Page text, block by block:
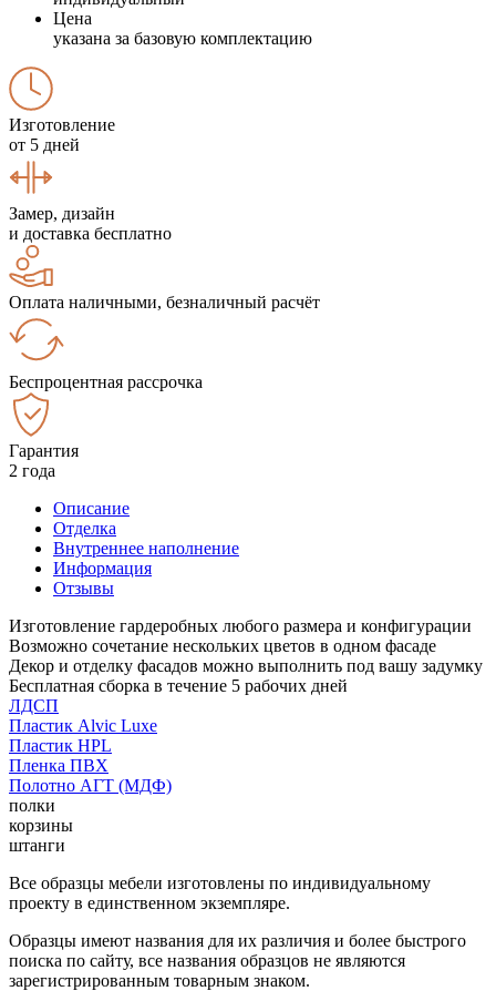
Цена
указана за базовую комплектацию
Изготовление
от 5 дней
Замер, дизайн
и доставка бесплатно
Оплата наличными, безналичный расчёт
Беспроцентная рассрочка
Гарантия
2 года
Описание
Отделка
Внутреннее наполнение
Информация
Отзывы
Изготовление гардеробных любого размера и конфигурации
Возможно сочетание нескольких цветов в одном фасаде
Декор и отделку фасадов можно выполнить под вашу задумку
Бесплатная сборка в течение 5 рабочих дней
ЛДСП
Пластик Alvic Luxe
Пластик HPL
Пленка ПВХ
Полотно АГТ (МДФ)
полки
корзины
штанги
Все образцы мебели изготовлены по индивидуальному
проекту в единственном экземпляре.
Образцы имеют названия для их различия и более быстрого
поиска по сайту, все названия образцов не являются
зарегистрированным товарным знаком.